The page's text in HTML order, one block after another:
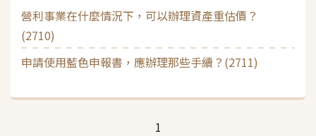
營利事業在什麼情況下，可以辦理資產重估價？
(2710)
申請使用藍色申報書，應辦理那些手續？(2711)
1